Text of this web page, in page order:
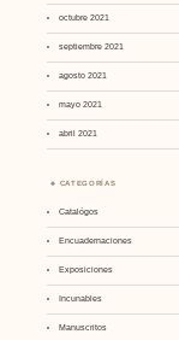
octubre 2021
septiembre 2021
agosto 2021
mayo 2021
abril 2021
CATEGORÍAS
Catalógos
Encuadernaciones
Exposiciones
Incunables
Manuscritos